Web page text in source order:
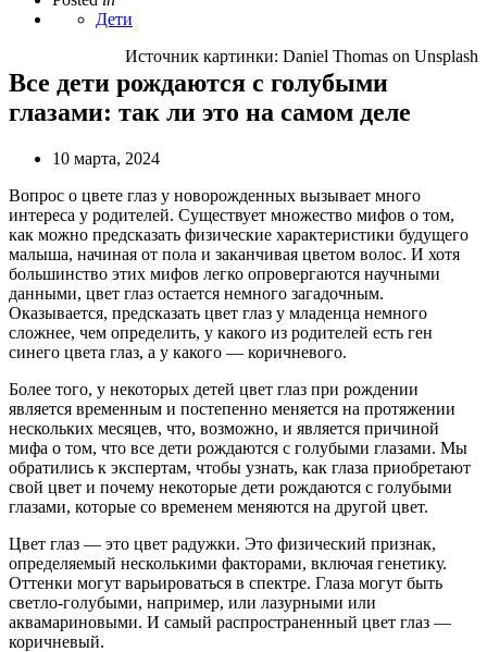
Дети
Источник картинки: Daniel Thomas on Unsplash
Все дети рождаются с голубыми
глазами: так ли это на самом деле
10 марта, 2024
Вопрос о цвете глаз у новорожденных вызывает много
интереса у родителей. Существует множество мифов о том,
как можно предсказать физические характеристики будущего
малыша, начиная от пола и заканчивая цветом волос. И хотя
большинство этих мифов легко опровергаются научными
данными, цвет глаз остается немного загадочным.
Оказывается, предсказать цвет глаз у младенца немного
сложнее, чем определить, у какого из родителей есть ген
синего цвета глаз, а у какого — коричневого.
Более того, у некоторых детей цвет глаз при рождении
является временным и постепенно меняется на протяжении
нескольких месяцев, что, возможно, и является причиной
мифа о том, что все дети рождаются с голубыми глазами. Мы
обратились к экспертам, чтобы узнать, как глаза приобретают
свой цвет и почему некоторые дети рождаются с голубыми
глазами, которые со временем меняются на другой цвет.
Цвет глаз — это цвет радужки. Это физический признак,
определяемый несколькими факторами, включая генетику.
Оттенки могут варьироваться в спектре. Глаза могут быть
светло-голубыми, например, или лазурными или
аквамариновыми. И самый распространенный цвет глаз —
коричневый.